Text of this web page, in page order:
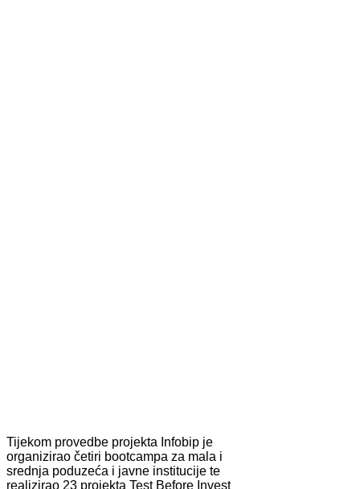
Tijekom provedbe projekta Infobip je
organizirao četiri bootcampa za mala i
srednja poduzeća i javne institucije te
realizirao 23 projekta Test Before Invest